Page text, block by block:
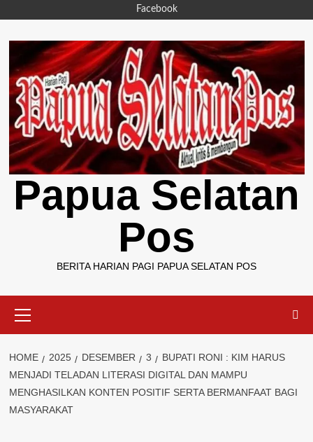
content
Facebook
Papua Selatan
Pos
BERITA HARIAN PAGI PAPUA SELATAN POS
Menu
HOME 2025 DESEMBER 3
BUPATI RONI : KIM HARUS
MENJADI TELADAN LITERASI DIGITAL DAN MAMPU
MENGHASILKAN KONTEN POSITIF SERTA BERMANFAAT BAGI
MASYARAKAT